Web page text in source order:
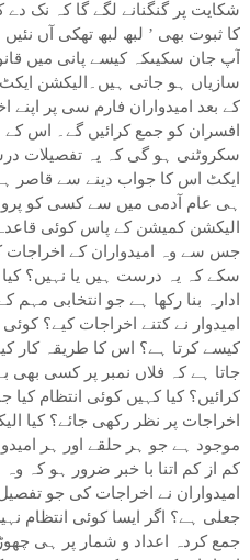
شکایت پر گنگنانے لگے گا کہ نک
کا ثبوت بھی ’ لبھ لبھ تھکی آں نئیں
آپ جان سکیںکہ کیسے پانی میں
کے بعد امیدواران فارم سی پر اپنے
سکروٹنی ہو گی کہ یہ تفصیلات
ایکٹ اس کا جواب دینے سے قاصر
ہی عام آدمی میں سے کسی کو
الیکشن کمیشن کے پاس کوئی
جس سے وہ امیدواران کے
سکے کہ یہ درست ہیں یا نہیں؟
ادارہ بنا رکھا ہے جو انتخابی
امیدوار نے کتنے اخراجات کیے؟
کیسے کرتا ہے؟ اس کا طریقہ کار
جاتا ہے کہ فلاں نمبر پر کسی
کرائیں؟ کیا کہیں کوئی انتظام کیا
اخراجات پر نظر رکھی جائے؟ کیا
موجود ہے جو ہر حلقے اور ہر
کم از کم اتنا با خبر ضرور ہو کہ
امیدواران نے اخراجات کی جو
جعلی ہے؟ اگر ایسا کوئی انتظام
جمع کردہ اعداد و شمار پر ہی